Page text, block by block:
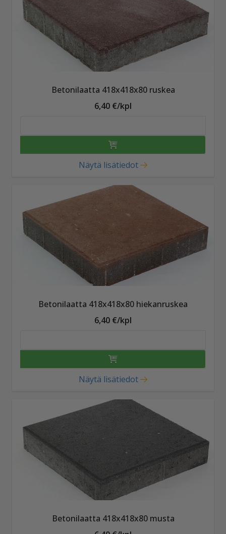
Betonilaatta 418x418x80 ruskea
6,40 €/kpl
Näytä lisätiedot
Betonilaatta 418x418x80 hiekanruskea
6,40 €/kpl
Näytä lisätiedot
Betonilaatta 418x418x80 musta